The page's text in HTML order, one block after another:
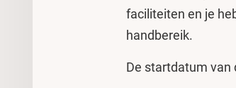
faciliteiten en je
handbereik.
De startdatum van